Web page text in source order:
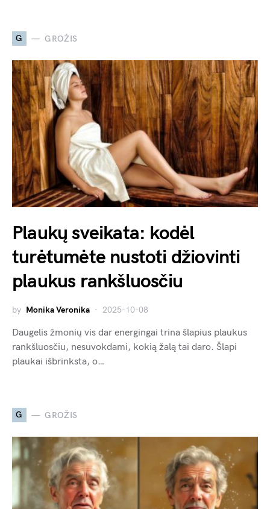
G GROŽIS
Plaukų sveikata: kodėl
turėtumėte nustoti džiovinti
plaukus rankšluosčiu
by Monika Veronika 2025-10-08
Daugelis žmonių vis dar energingai trina šlapius plaukus
rankšluosčiu, nesuvokdami, kokią žalą tai daro. Šlapi
plaukai išbrinksta, o…
G GROŽIS